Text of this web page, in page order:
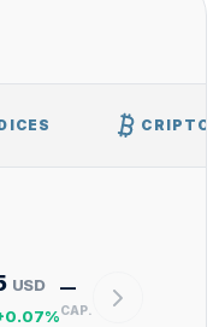
CRIPTO
USD —
CAP.